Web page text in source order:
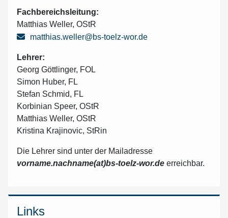
Fachbereichsleitung:
Matthias Weller, OStR
matthias.weller@bs-toelz-wor.de
Lehrer:
Georg Göttlinger, FOL
Simon Huber, FL
Stefan Schmid, FL
Korbinian Speer, OStR
Matthias Weller, OStR
Kristina Krajinovic, StRin
Die Lehrer sind unter der Mailadresse
vorname.nachname(at)bs-toelz-wor.de erreichbar.
Links